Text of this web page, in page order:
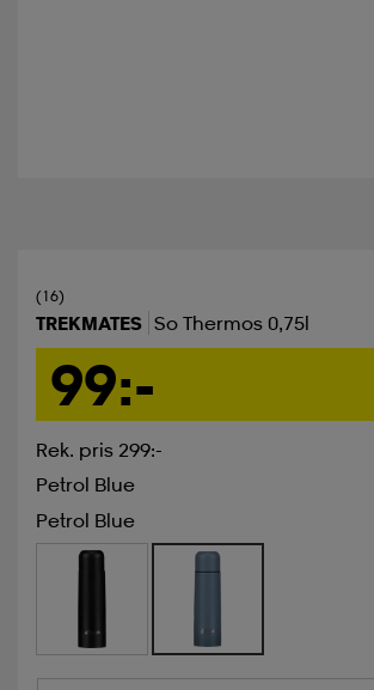
(16)
TREKMATES So Thermos 0,75l
99:-
Rek. pris 299:-
Petrol Blue
Petrol Blue